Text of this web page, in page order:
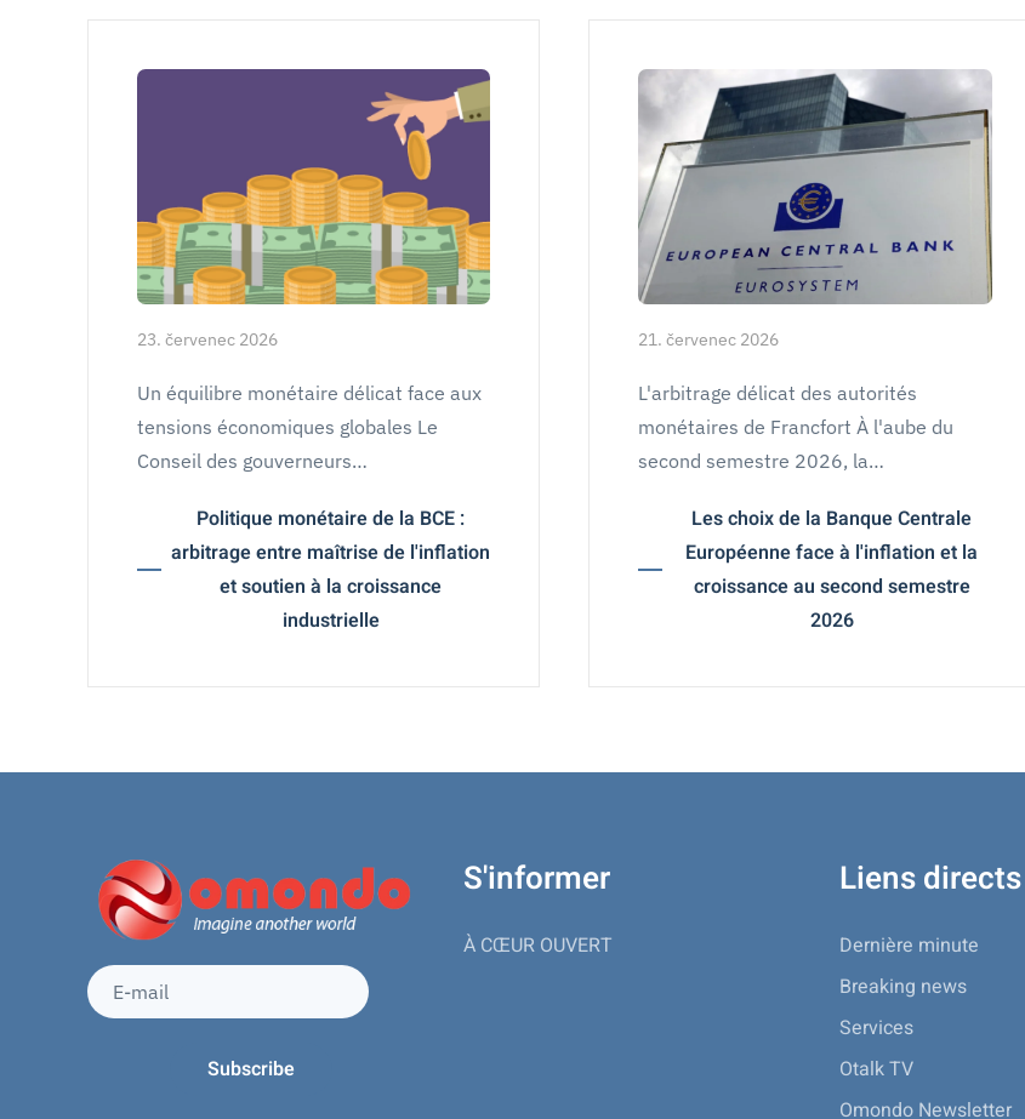
23. červenec 2026
Un équilibre monétaire délicat face aux
tensions économiques globales Le
Conseil des gouverneurs…
Politique monétaire de la BCE :
arbitrage entre maîtrise de l'inflation
et soutien à la croissance
industrielle
21. červenec 2026
L'arbitrage délicat des autorités
monétaires de Francfort À l'aube du
second semestre 2026, la…
Les choix de la Banque Centrale
Européenne face à l'inflation et la
croissance au second semestre
2026
S'informer
À CŒUR OUVERT
Liens directs
Dernière minute
Breaking news
Services
Otalk TV
Omondo Newsletter